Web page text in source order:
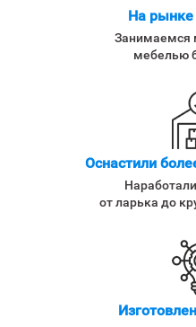
На рынке
Занимаемся
мебелью
Оснастили
от ларька до